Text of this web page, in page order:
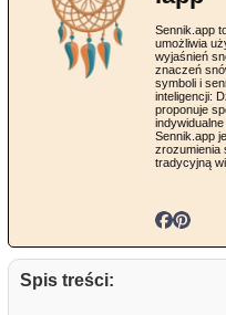
Sennik.app
umożliwia
wyjaśnień
znaczeń
symboli i
inteligencji:
proponuje
Sennik.app
zrozumienia
tradycyjną
Spis treści: